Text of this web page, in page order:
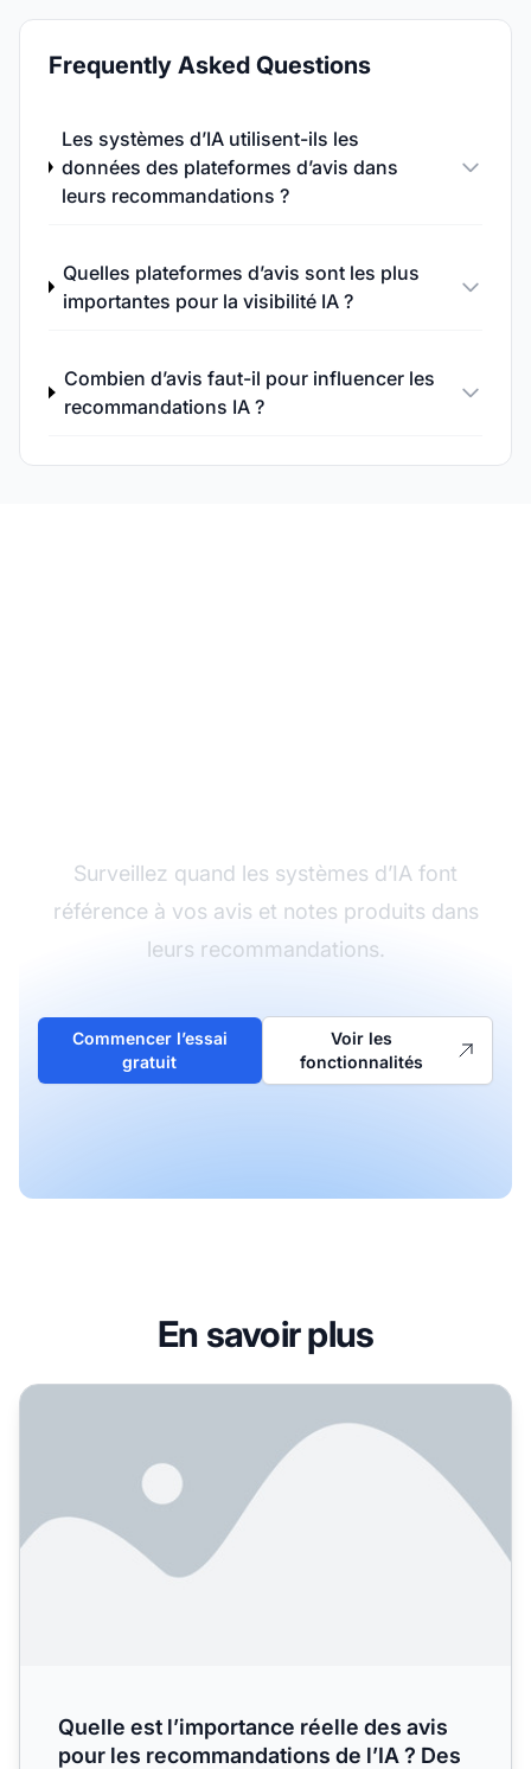
Frequently Asked Questions
Les systèmes d’IA utilisent-ils les
données des plateformes d’avis dans
leurs recommandations ?
Quelles plateformes d’avis sont les plus
importantes pour la visibilité IA ?
Combien d’avis faut-il pour influencer les
recommandations IA ?
Surveillez quand les systèmes d’IA font
référence à vos avis et notes produits dans
leurs recommandations.
Commencer l’essai
gratuit
Voir les
fonctionnalités
En savoir plus
Quelle est l’importance réelle des avis pour les
Quelle est l’importance réelle des avis
pour les recommandations de l’IA ? Des